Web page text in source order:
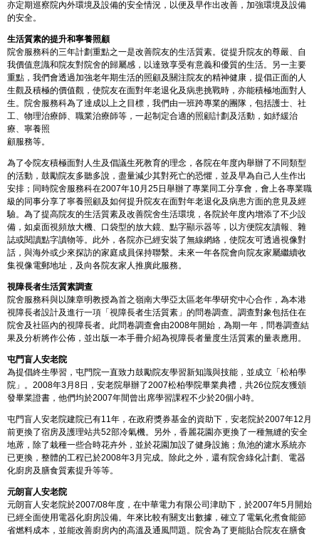
亦定期巡察院內外環境及設備的安全情況，以便及早作出改善，加強環境及設備
的安全。
生活質素的提升和寧養照顧
院舍服務科的三年計劃重點之一是改善院友的生活質素。從提升院友的尊嚴、自
我價值意識和院友對院舍的歸屬感，以達致享受有意義和優質的生活。另一主要
重點，我們會透過加強老年期生活的照顧及關注院友的精神健康，提倡正面的人
生觀及積極的價值觀，使院友在面對年老退化及病患挑戰時，亦能積極地面對人
生。院舍服務科為了達成以上之目標，我們由一班跨專業的團隊，包括護士、社
工、物理治療師、職業治療師等，一起制定合適的照顧計劃及活動，如紓緩治
療、寧養照
顧服務等。
為了令院友積極面對人生及倡議生死教育的理念，各院在年度內舉辦了不同類型
的活動，鼓勵院友多聽多說，盡量減少其對死亡的恐懼，並及早為自己人生作出
安排；同時院舍服務科在2007年10月25日舉辦了專業同工分享會，會上各專業職
級的同事分享了寧養照顧及如何提升院友在面對年老退化及病患方面的意見及經
驗。為了提高院友的生活質素及改善院舍生活環境，各院於年度內增添了不少設
備，如桌面視頻放大機、口袋型的放大鏡、點字顯示器等，以方便院友讀報、雜
誌或閱讀點字讀物等。此外，各院亦已經安裝了無線網絡，使院友可透過視像對
話，與海外或少來探訪的家庭成員保持聯繫。未來一年各院會向院友家屬繼續收
集視像電郵地址，及向各院友家人推廣此服務。
視障長者生活質素調查
院舍服務科與以陳章明教授為首之嶺南大學亞太區老年學研究中心合作，為本港
視障長者設計及進行一項「視障長者生活質素」的問卷調查。調查對象包括住在
院舍及社區內的視障長者。此問卷調查會由2008年開始，為期一年，問卷調查結
果及分析將作公佈，並出版一本手冊介紹為視障長者量度生活質素的量表應用。
屯門盲人安老院
為提倡終生學習，屯門院一直致力鼓勵院友學習新知識與技能，並成立「松柏學
院」。2008年3月8日，安老院舉辦了2007松柏學院畢業典禮，共26位院友獲頒
發畢業證書，他們均於2007年間曾出席學習課程不少於20個小時。
屯門盲人安老院建院已有11年，在政府獎券基金的資助下，安老院於2007年12月
前更換了宿房及護理站共52部冷氣機。另外，香麗花園亦更換了一種無縫的安全
地蓆，除了栽種一些合時花卉外，並於花園加設了健身設施；魚池的濾水系統亦
已更換，整體的工程已於2008年3月完成。除此之外，還有院舍綠化計劃、電器
化廚房及膳食質素提升等等。
元朗盲人安老院
元朗盲人安老院於2007/08年度，在中華電力有限公司津助下，於2007年5月開始
已經全面使用電器化廚房設備。年來比較有關支出數據，確立了電氣化煮食能節
省燃料成本，並能改善廚房內的高溫及通風問題。院舍為了更能貼合院友在膳食